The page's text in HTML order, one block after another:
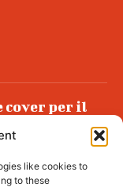
like cookies to
to these
cover per il